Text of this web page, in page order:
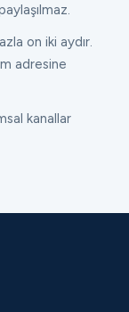
on iki aydır.
adresine
kanallar